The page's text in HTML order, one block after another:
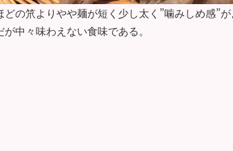
どの笊よりやや麺が短く少し太く”噛みしめ感”が
中々味わえない食味である。